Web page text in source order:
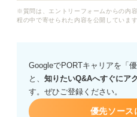
面接で努力家であることをア
※質問は、エントリーフォームからの内
程の中で寄せられた内容を公開していま
GoogleでPORTキャリアを「
と、 知りたいQ&Aへすぐにア
す。ぜひご登録ください。
優先ソース